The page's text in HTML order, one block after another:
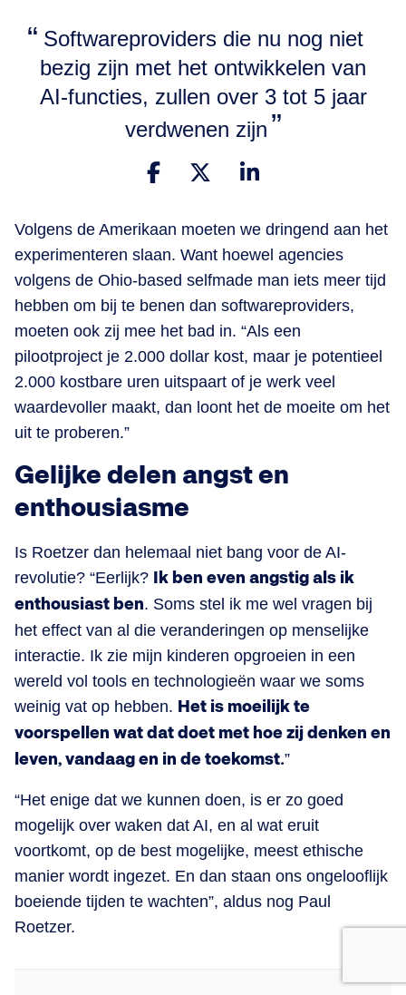
Softwareproviders die nu nog niet
bezig zijn met het ontwikkelen van
AI-functies, zullen over 3 tot 5 jaar
verdwenen zijn
Volgens de Amerikaan moeten we dringend aan het
experimenteren slaan. Want hoewel agencies
volgens de Ohio-based selfmade man iets meer tijd
hebben om bij te benen dan softwareproviders,
moeten ook zij mee het bad in. “Als een
pilootproject je 2.000 dollar kost, maar je potentieel
2.000 kostbare uren uitspaart of je werk veel
waardevoller maakt, dan loont het de moeite om het
uit te proberen.”
Gelijke delen angst en
enthousiasme
Is Roetzer dan helemaal niet bang voor de AI-
revolutie? “Eerlijk? Ik ben even angstig als ik
enthousiast ben. Soms stel ik me wel vragen bij
het effect van al die veranderingen op menselijke
interactie. Ik zie mijn kinderen opgroeien in een
wereld vol tools en technologieën waar we soms
weinig vat op hebben. Het is moeilijk te
voorspellen wat dat doet met hoe zij denken en
leven, vandaag en in de toekomst.”
“Het enige dat we kunnen doen, is er zo goed
mogelijk over waken dat AI, en al wat eruit
voortkomt, op de best mogelijke, meest ethische
manier wordt ingezet. En dan staan ons ongelooflijk
boeiende tijden te wachten”, aldus nog Paul
Roetzer.